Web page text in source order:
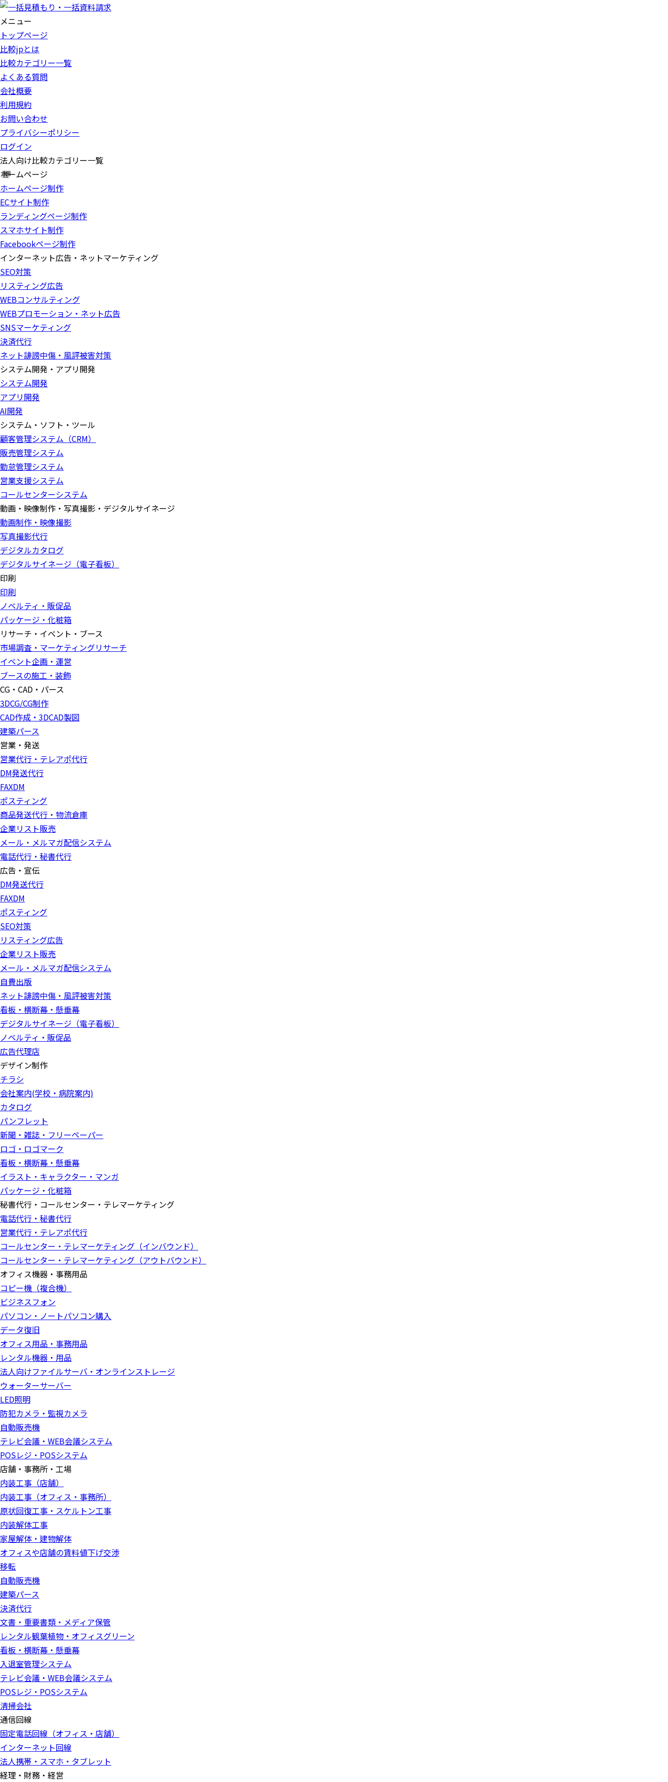
メニュー
トップページ
比較jpとは
比較カテゴリー一覧
よくある質問
会社概要
利用規約
お問い合わせ
プライバシーポリシー
ログイン
法人向け比較カテゴリー一覧
ホームページ
ホームページ制作
ECサイト制作
ランディングページ制作
スマホサイト制作
Facebookページ制作
インターネット広告・ネットマーケティング
SEO対策
リスティング広告
WEBコンサルティング
WEBプロモーション・ネット広告
SNSマーケティング
決済代行
ネット誹謗中傷・風評被害対策
システム開発・アプリ開発
システム開発
アプリ開発
AI開発
システム・ソフト・ツール
顧客管理システム（CRM）
販売管理システム
勤怠管理システム
営業支援システム
コールセンターシステム
動画・映像制作・写真撮影・デジタルサイネージ
動画制作・映像撮影
写真撮影代行
デジタルカタログ
デジタルサイネージ（電子看板）
印刷
印刷
ノベルティ・販促品
パッケージ・化粧箱
リサーチ・イベント・ブース
市場調査・マーケティングリサーチ
イベント企画・運営
ブースの施工・装飾
CG・CAD・パース
3DCG/CG制作
CAD作成・3DCAD製図
建築パース
営業・発送
営業代行・テレアポ代行
DM発送代行
FAXDM
ポスティング
商品発送代行・物流倉庫
企業リスト販売
メール・メルマガ配信システム
電話代行・秘書代行
広告・宣伝
DM発送代行
FAXDM
ポスティング
SEO対策
リスティング広告
企業リスト販売
メール・メルマガ配信システム
自費出版
ネット誹謗中傷・風評被害対策
看板・横断幕・懸垂幕
デジタルサイネージ（電子看板）
ノベルティ・販促品
広告代理店
デザイン制作
チラシ
会社案内(学校・病院案内)
カタログ
パンフレット
新聞・雑誌・フリーペーパー
ロゴ・ロゴマーク
看板・横断幕・懸垂幕
イラスト・キャラクター・マンガ
パッケージ・化粧箱
秘書代行・コールセンター・テレマーケティング
電話代行・秘書代行
営業代行・テレアポ代行
コールセンター・テレマーケティング（インバウンド）
コールセンター・テレマーケティング（アウトバウンド）
オフィス機器・事務用品
コピー機（複合機）
ビジネスフォン
パソコン・ノートパソコン購入
データ復旧
オフィス用品・事務用品
レンタル機器・用品
法人向けファイルサーバ・オンラインストレージ
ウォーターサーバー
LED照明
防犯カメラ・監視カメラ
自動販売機
テレビ会議・WEB会議システム
POSレジ・POSシステム
店舗・事務所・工場
内装工事（店舗）
内装工事（オフィス・事務所）
原状回復工事・スケルトン工事
内装解体工事
家屋解体・建物解体
オフィスや店舗の賃料値下げ交渉
移転
自動販売機
建築パース
決済代行
文書・重要書類・メディア保管
レンタル観葉植物・オフィスグリーン
看板・横断幕・懸垂幕
入退室管理システム
テレビ会議・WEB会議システム
POSレジ・POSシステム
清掃会社
通信回線
固定電話回線（オフィス・店舗）
インターネット回線
法人携帯・スマホ・タブレット
経理・財務・経営